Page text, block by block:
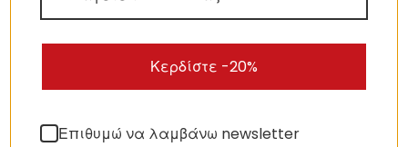
ρυθμίζουμε την ταχύτητα ενός κλιπ,
βίντεο ή ήχου.
Το εργαλείοΕφέ Βίντεο και Ήχου
Εμφανίζει τα αντίστοιχα παράθυρα
κλιπ μας.
Κερδίστε -20%
Επιθυμώ να λαμβάνω newsletter